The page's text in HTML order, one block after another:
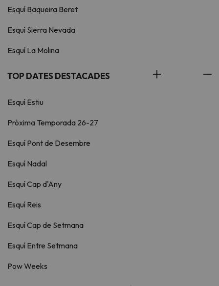
Esquí Baqueira Beret
Esquí Sierra Nevada
Esquí La Molina
TOP DATES DESTACADES
Esquí Estiu
Pròxima Temporada 26-27
Esquí Pont de Desembre
Esquí Nadal
Esquí Cap d'Any
Esquí Reis
Esquí Cap de Setmana
Esquí Entre Setmana
Pow Weeks